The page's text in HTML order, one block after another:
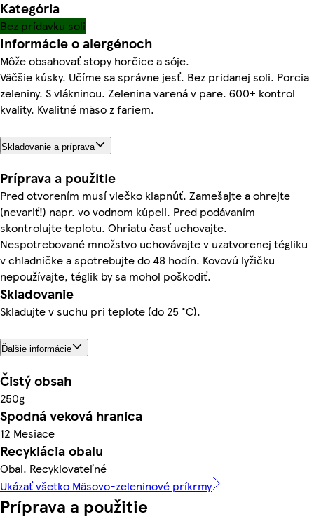
Kategória
Bez prídavku soli
Informácie o alergénoch
Môže obsahovať stopy horčice a sóje.
Väčšie kúsky. Učíme sa správne jesť. Bez pridanej soli. Porcia
zeleniny. S vlákninou. Zelenina varená v pare. 600+ kontrol
kvality. Kvalitné mäso z fariem.
Skladovanie a príprava
Príprava a použitie
Pred otvorením musí viečko klapnúť. Zamešajte a ohrejte
(nevariť!) napr. vo vodnom kúpeli. Pred podávaním
skontrolujte teplotu. Ohriatu časť uchovajte.
Nespotrebované množstvo uchovávajte v uzatvorenej tégliku
v chladničke a spotrebujte do 48 hodín. Kovovú lyžičku
nepoužívajte, téglik by sa mohol poškodiť.
Skladovanie
Skladujte v suchu pri teplote (do 25 °C).
Ďalšie informácie
Čistý obsah
250g
Spodná veková hranica
12 Mesiace
Recyklácia obalu
Obal. Recyklovateľné
Ukázať všetko Mäsovo-zeleninové príkrmy
Príprava a použitie